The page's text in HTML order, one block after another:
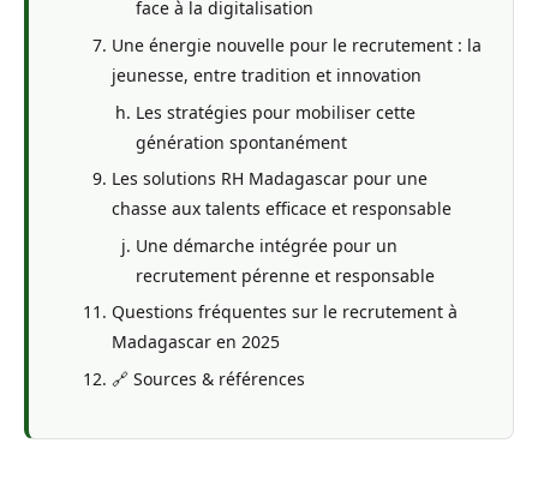
face à la digitalisation
Une énergie nouvelle pour le recrutement : la
jeunesse, entre tradition et innovation
Les stratégies pour mobiliser cette
génération spontanément
Les solutions RH Madagascar pour une
chasse aux talents efficace et responsable
Une démarche intégrée pour un
recrutement pérenne et responsable
Questions fréquentes sur le recrutement à
Madagascar en 2025
🔗 Sources & références